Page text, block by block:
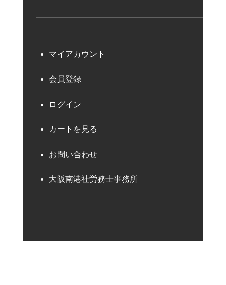
マイアカウント
会員登録
ログイン
カートを見る
お問い合わせ
大阪南港社労務士事務所